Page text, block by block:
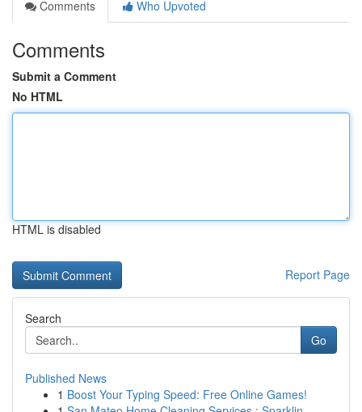
Comments
Who Upvoted
Comments
Submit a Comment
No HTML
HTML is disabled
Report Page
Search
Go
Published News
1 Boost Your Typing Speed: Free Online Games!